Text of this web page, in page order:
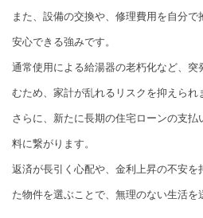
また、設備の交換や、修理費用を自分
安心できる強みです。
通常使用による給湯器の老朽化など、突
むため、家計が乱れるリスクを抑えられ
さらに、新たに長期の住宅ローンの支
料に繋がります。
返済が長引く心配や、金利上昇の不安を
た物件を選ぶことで、無理のない生活を